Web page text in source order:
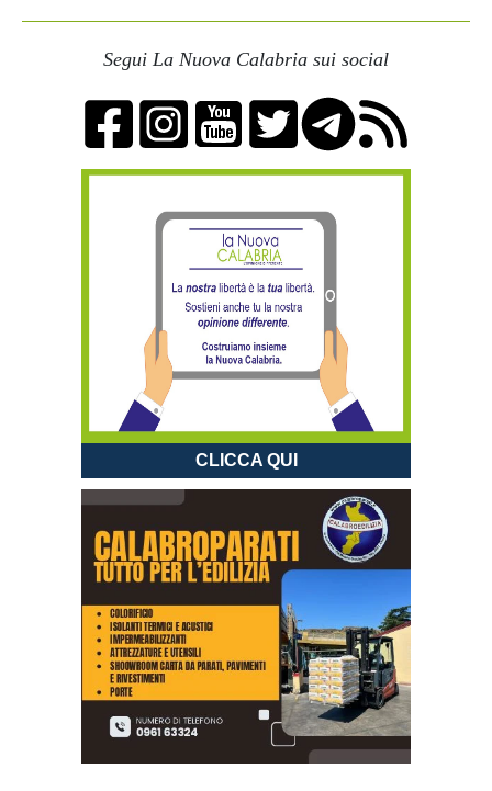
Segui La Nuova Calabria sui social
CLICCA QUI